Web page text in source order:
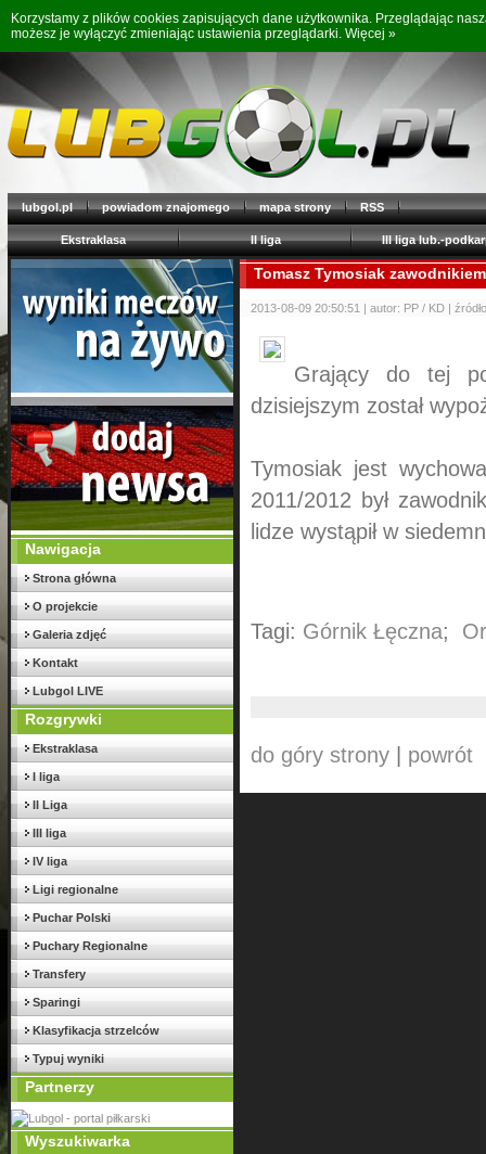
Korzystamy z plików cookies zapisujących dane użytkownika. Przeglądając
możesz je wyłączyć zmieniając ustawienia przeglądarki. Więcej »
lubgol.pl powiadom znajomego mapa strony RSS
Ekstraklasa II liga III liga lub.-
Nawigacja
Strona główna
O projekcie
Galeria zdjęć
Kontakt
Lubgol LIVE
Rozgrywki
Ekstraklasa
I liga
II Liga
III liga
IV liga
Ligi regionalne
Puchar Polski
Puchary Regionalne
Transfery
Sparingi
Klasyfikacja strzelców
Typuj wyniki
Partnerzy
Wyszukiwarka
Tomasz Tymosiak
2013-08-09 20:50:51 | autor: PP / KD |
Grający do tej
dzisiejszym został
Tymosiak jest
2011/2012 był
lidze wystąpił w
Tagi: Górnik Łęczna;
do góry strony| powrót